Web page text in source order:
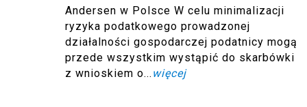
Andersen w Polsce W celu minimalizacji
ryzyka podatkowego prowadzonej
działalności gospodarczej podatnicy mogą
przede wszystkim wystąpić do skarbówki
z wnioskiem o... więcej